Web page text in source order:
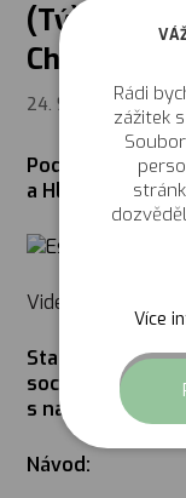
Rádi
zážitek
Více
(Tý)dny
Challenge
24. 9. 2018
Poděkujte
a Hledáme
Video ZDE
Staňte se
sociálních sítích
s našimi dětmi
Návod: